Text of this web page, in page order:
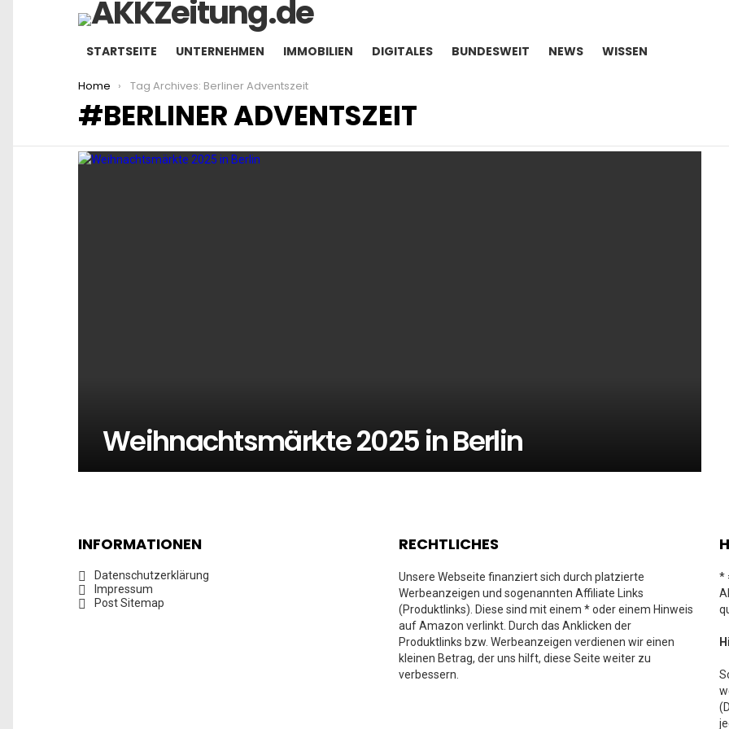
STARTSEITE UNTERNEHMEN IMMOBILIEN DIGITALES BUNDESWEIT NEWS WISSEN
You are here:
Home Tag Archives: Berliner Adventszeit
BERLINER ADVENTSZEIT
LATEST
Weihnachtsmärkte 2025 in Berlin
INFORMATIONEN
Datenschutzerklärung
Impressum
Post Sitemap
RECHTLICHES
Unsere Webseite finanziert sich durch platzierte
Werbeanzeigen und sogenannten Affiliate Links
(Produktlinks). Diese sind mit einem * oder einem Hinweis
auf Amazon verlinkt. Durch das Anklicken der
Produktlinks bzw. Werbeanzeigen verdienen wir einen
kleinen Betrag, der uns hilft, diese Seite weiter zu
verbessern.
*